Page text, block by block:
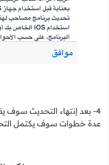
4- بعد إنتهاء التحديث سوف
عدة خطوات سوف يكتمل